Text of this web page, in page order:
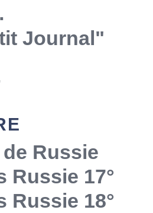
Journal"
Russie
Russie 17°
Russie 18°